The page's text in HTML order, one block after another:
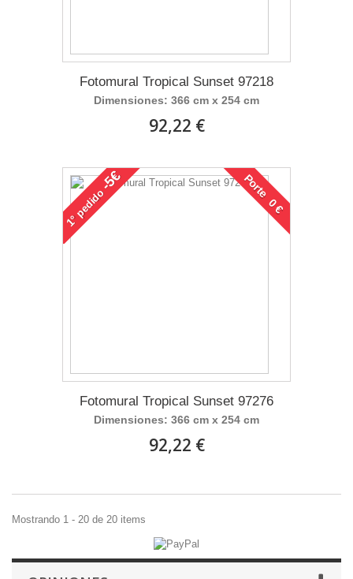
Fotomural Tropical Sunset 97218
Dimensiones: 366 cm x 254 cm
92,22 €
1°
pedido
-5€ Porte 0 €
Fotomural Tropical Sunset 97276
Dimensiones: 366 cm x 254 cm
92,22 €
Mostrando 1 - 20 de 20 items